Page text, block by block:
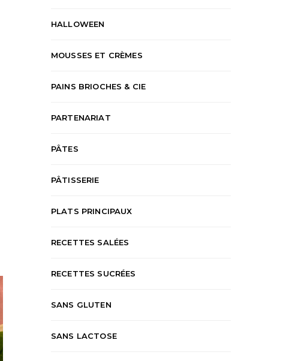
HALLOWEEN
MOUSSES ET CRÈMES
PAINS BRIOCHES & CIE
PARTENARIAT
PÂTES
PÂTISSERIE
PLATS PRINCIPAUX
RECETTES SALÉES
RECETTES SUCRÉES
SANS GLUTEN
SANS LACTOSE